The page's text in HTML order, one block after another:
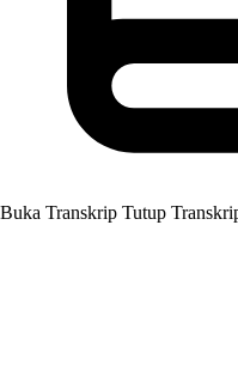
Buka Transkrip Tutup